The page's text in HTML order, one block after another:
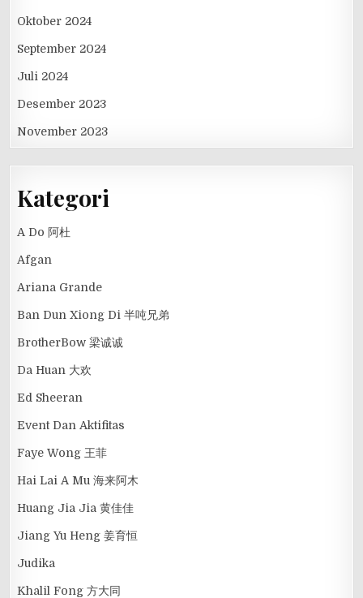
Oktober 2024
September 2024
Juli 2024
Desember 2023
November 2023
Kategori
A Do 阿杜
Afgan
Ariana Grande
Ban Dun Xiong Di 半吨兄弟
BrotherBow 梁诚诚
Da Huan 大欢
Ed Sheeran
Event Dan Aktifitas
Faye Wong 王菲
Hai Lai A Mu 海来阿木
Huang Jia Jia 黄佳佳
Jiang Yu Heng 姜育恒
Judika
Khalil Fong 方大同